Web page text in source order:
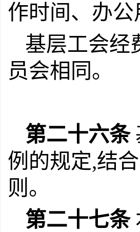
作时间、办
基层工会经
员会相同。
第二十六条
例的规定,结
则。
第二十七条